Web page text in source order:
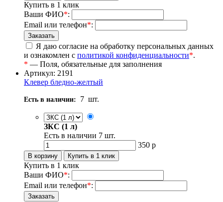
Купить в 1 клик
Ваши ФИО*:
Email или телефон*:
Я даю согласие на обработку персональных данных
и ознакомлен с политикой конфиденциальности*.
* — Поля, обязательные для заполнения
Артикул: 2191
Клевер бледно-желтый
Есть в наличии: 7 шт.
ЗКС (1 л)
Есть в наличии 7 шт.
350 р
Купить в 1 клик
Ваши ФИО*:
Email или телефон*: